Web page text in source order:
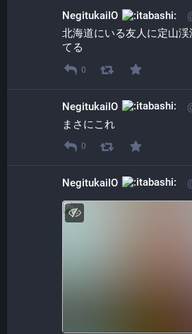
NegitukaiIO
北海道にいる友人に定山渓
てる
0
NegitukaiIO
まさにこれ
0
NegitukaiIO